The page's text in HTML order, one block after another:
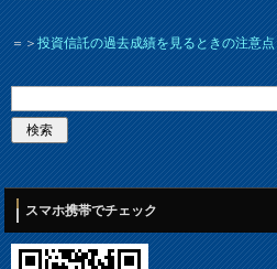
＝＞投資信託の過去成績を見るときの注意点
スマホ携帯でチェック